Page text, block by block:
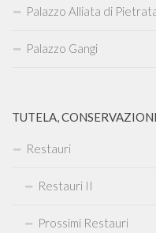
Palazzo Alliata di
Palazzo Gangi
TUTELA,
Restauri
Restauri II
Prossimi Restauri